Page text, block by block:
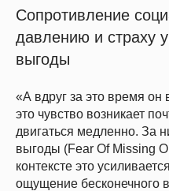
Сопротивление
давлению и страху
выгоды
«А вдруг за это время он
это чувство возникает
двигаться медленно. За
выгоды (Fear Of Missing
контексте это
ощущение бесконечного